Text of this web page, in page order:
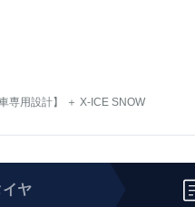
専用設計】 ＋ X-ICE SNOW
イヤ